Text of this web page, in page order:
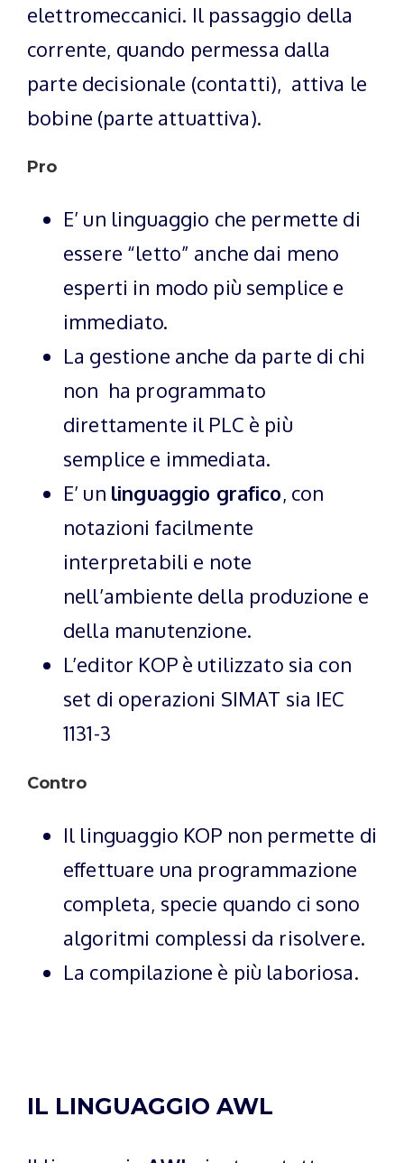
elettromeccanici. Il passaggio della
corrente, quando permessa dalla
parte decisionale (contatti), attiva le
bobine (parte attuattiva).
Pro
E’ un linguaggio che permette di
essere “letto” anche dai meno
esperti in modo più semplice e
immediato.
La gestione anche da parte di chi
non ha programmato
direttamente il PLC è più
semplice e immediata.
E’ un linguaggio grafico, con
notazioni facilmente
interpretabili e note
nell’ambiente della produzione e
della manutenzione.
L’editor KOP è utilizzato sia con
set di operazioni SIMAT sia IEC
1131-3
Contro
Il linguaggio KOP non permette di
effettuare una programmazione
completa, specie quando ci sono
algoritmi complessi da risolvere.
La compilazione è più laboriosa.
IL LINGUAGGIO AWL